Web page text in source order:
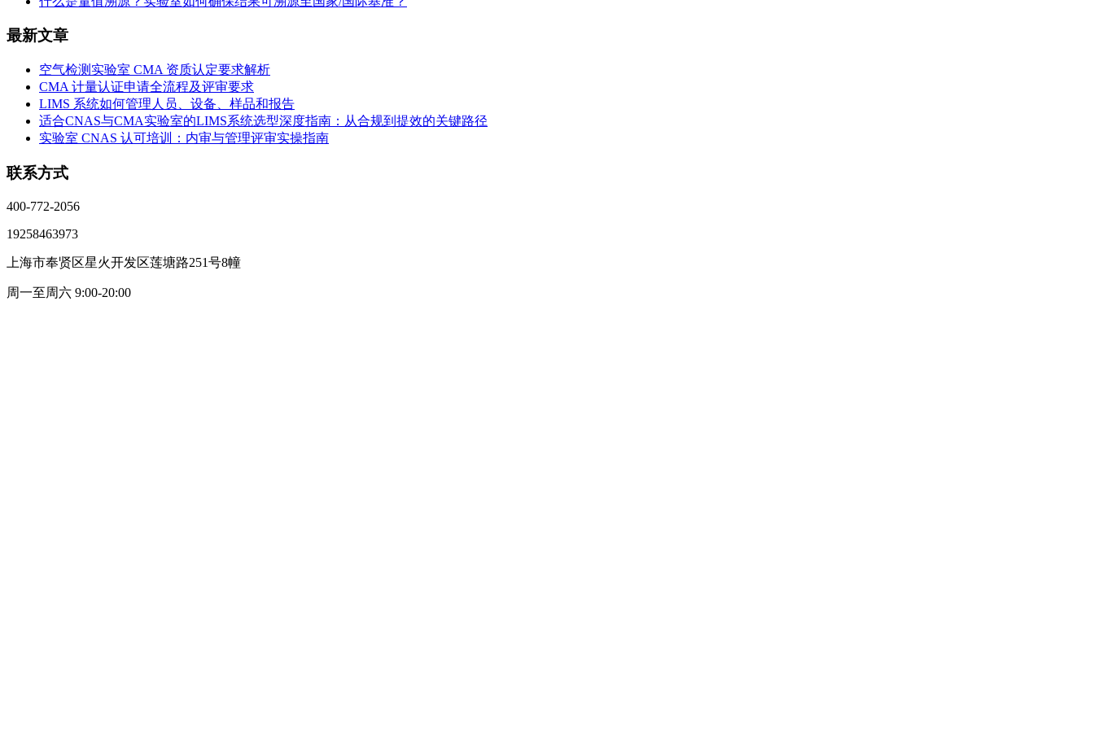
最新文章
空气检测实验室 CMA 资质认定要求解析
CMA 计量认证申请全流程及评审要求
LIMS 系统如何管理人员、设备、样品和报告
适合CNAS与CMA实验室的LIMS系统选型深度指南：从合规到提效的关键路径
实验室 CNAS 认可培训：内审与管理评审实操指南
联系方式
400-772-2056
19258463973
上海市奉贤区星火开发区莲塘路251号8幢
周一至周六 9:00-20:00